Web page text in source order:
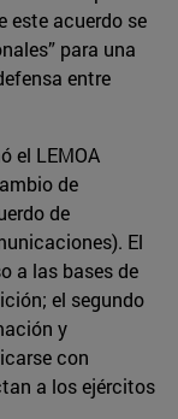
este acuerdo se
para una
entre
el LEMOA
de
de
El
a las bases de
el segundo
y
con
a los ejércitos